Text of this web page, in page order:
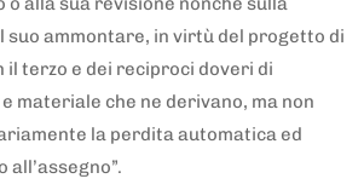
suo ammontare, in virtù del progetto di
terzo e dei reciproci doveri di
materiale che ne derivano, ma non
la perdita automatica ed